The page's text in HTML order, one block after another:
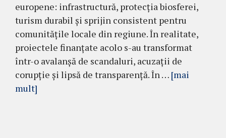
europene: infrastructură, protecţia biosferei,
turism durabil și sprijin consistent pentru
comunităţile locale din regiune. În realitate,
proiectele finanțate acolo s-au transformat
într-o avalanșă de scandaluri, acuzații de
corupție și lipsă de transparență. În … [mai
mult]